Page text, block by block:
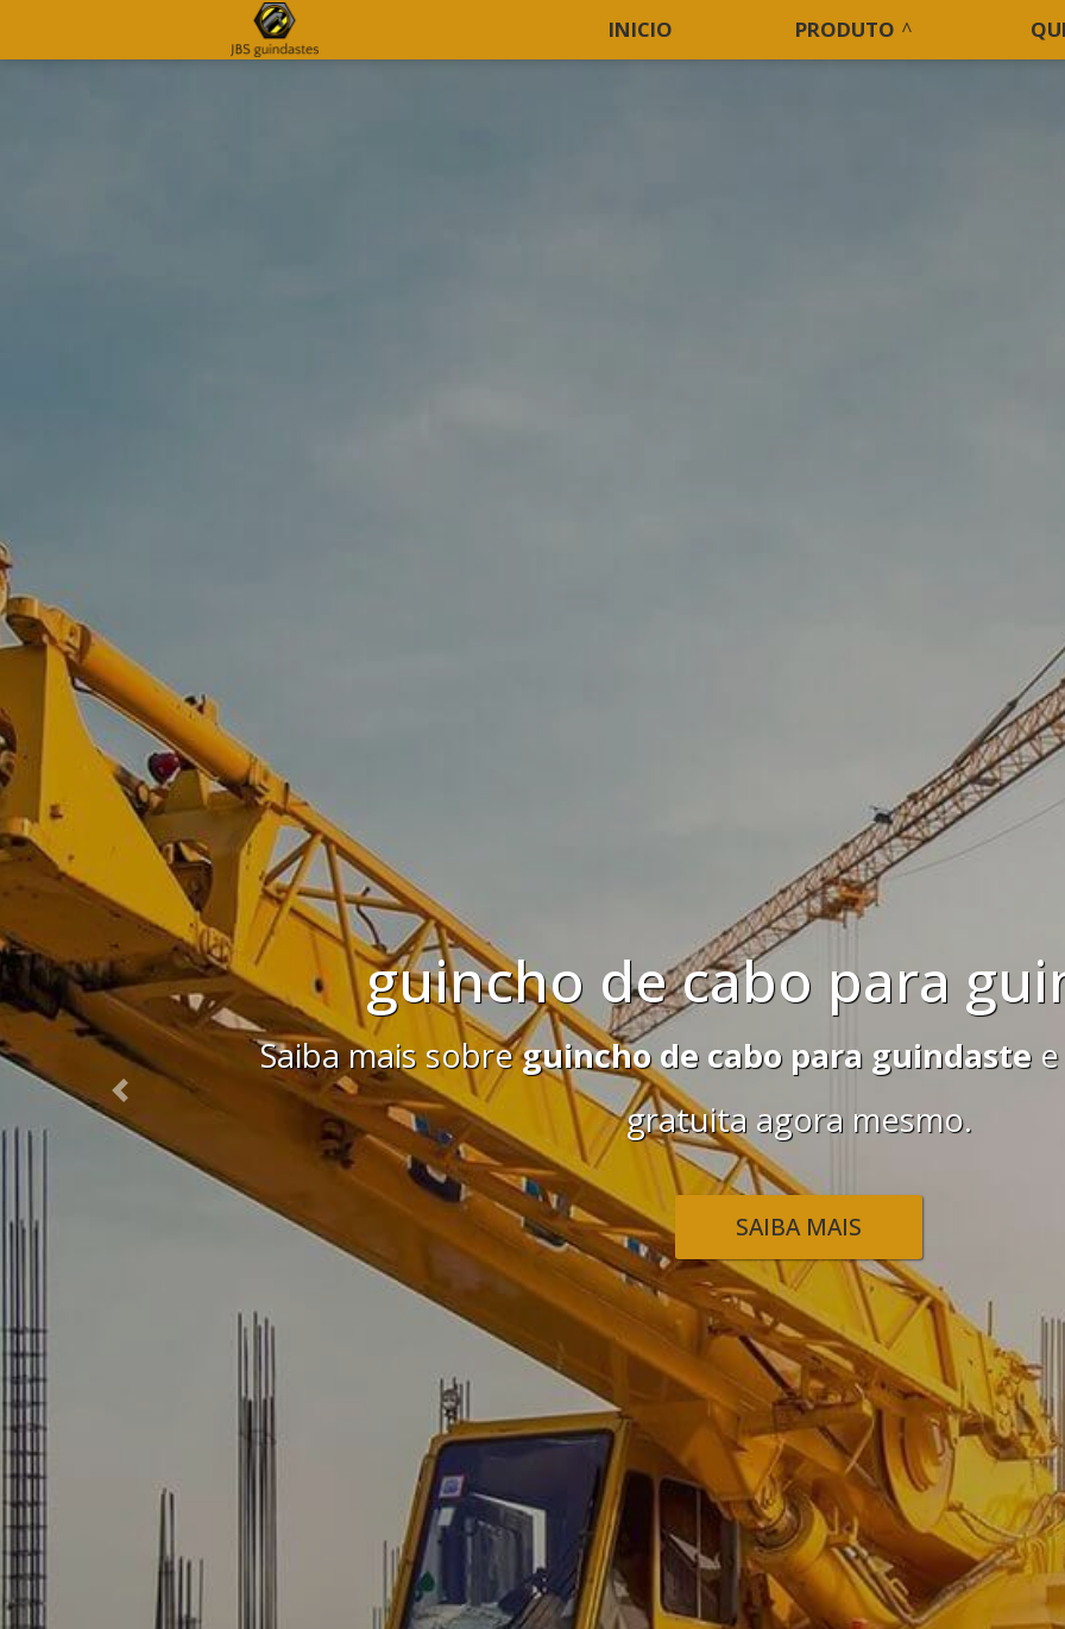
INICIO PRODUTO
reforma de
Saiba mais sobrereforma de guindastee faça uma
mesmo.
SAIBA MAIS
Previous